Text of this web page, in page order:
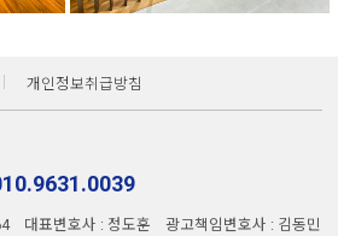
개인정보취급방침
대표변호사 : 정도훈
광고책임변호사 : 김동민